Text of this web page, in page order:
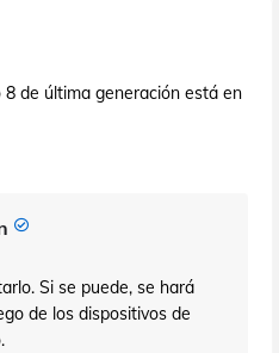
de última generación está en
Si se puede, se hará
de los dispositivos de